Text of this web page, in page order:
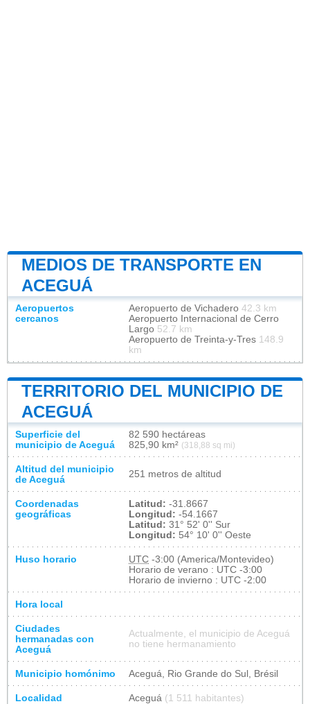
MEDIOS DE TRANSPORTE EN
ACEGUÁ
Aeropuertos
cercanos
Aeropuerto de Vichadero 42.3 km
Aeropuerto Internacional de Cerro
Largo 52.7 km
Aeropuerto de Treinta-y-Tres 148.9
km
TERRITORIO DEL MUNICIPIO DE
ACEGUÁ
Superficie del
municipio de Aceguá
82 590 hectáreas
825,90 km² (318,88 sq mi)
Altitud del municipio
de Aceguá
251 metros de altitud
Coordenadas
geográficas
Latitud: -31.8667
Longitud: -54.1667
Latitud: 31° 52' 0'' Sur
Longitud: 54° 10' 0'' Oeste
Huso horario UTC -3:00 (America/Montevideo)
Horario de verano : UTC -3:00
Horario de invierno : UTC -2:00
Hora local
Ciudades
hermanadas con
Aceguá
Actualmente, el municipio de Aceguá
no tiene hermanamiento
Municipio homónimo Aceguá, Rio Grande do Sul, Brésil
Localidad Aceguá (1 511 habitantes)